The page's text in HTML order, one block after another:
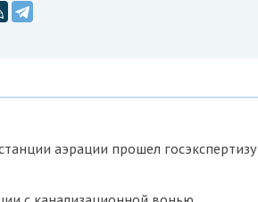
аэрации прошел госэкспертизу